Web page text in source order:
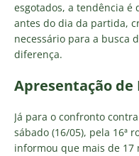
esgotados, a tendência é
antes do dia da partida,
necessário para a busca
diferença.
Apresentação de
Já para o confronto
sábado (16/05), pela 16ª
informou que mais de